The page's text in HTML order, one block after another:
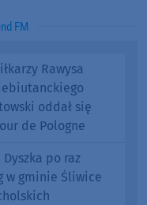
FM
Rawysa
oddał się
de Pologne
po raz
w gminie Śliwice